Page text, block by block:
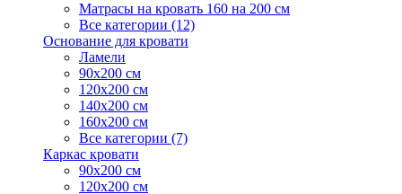
Матрасы на кровать 160 на 200 см
Все категории (12)
Основание для кровати
Ламели
90х200 см
120х200 см
140х200 см
160х200 см
Все категории (7)
Каркас кровати
90х200 см
120х200 см